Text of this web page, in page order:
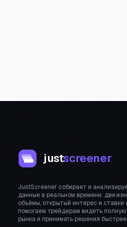
justscreener
JustScreener собирает и
данные в реальном времени:
объёмы, открытый интерес и ставки
помогаем трейдерам видеть полную
рынка и принимать решения быстрее.